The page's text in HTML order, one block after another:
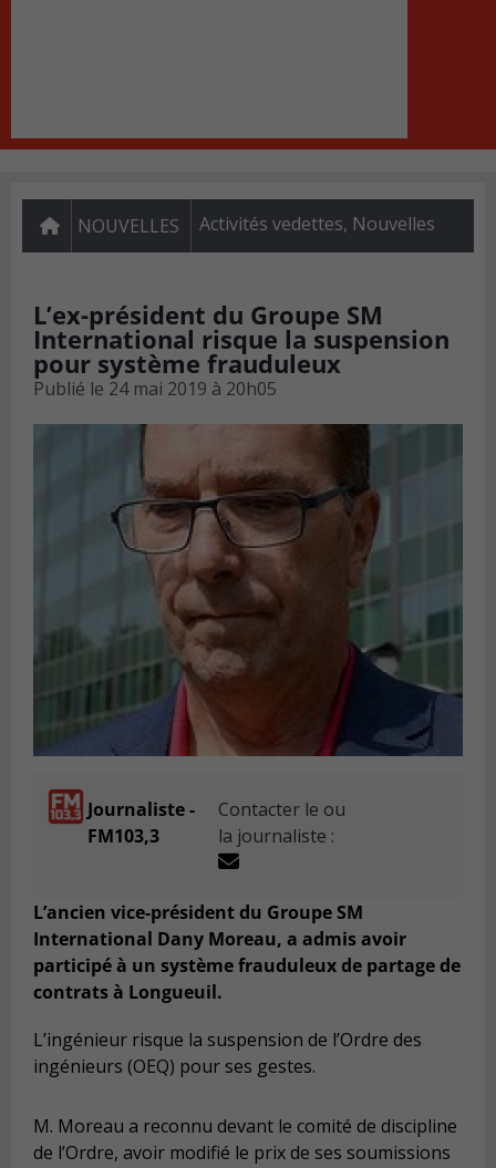
NOUVELLES Activités vedettes, Nouvelles
L’ex-président du Groupe SM
International risque la suspension
pour système frauduleux
Publié le 24 mai 2019 à 20h05
Journaliste -
FM103,3
Contacter le ou
la journaliste :
L’ancien vice-président du Groupe SM
International Dany Moreau, a admis avoir
participé à un système frauduleux de partage de
contrats à Longueuil.
L’ingénieur risque la suspension de l’Ordre des
ingénieurs (OEQ) pour ses gestes.
M. Moreau a reconnu devant le comité de discipline
de l’Ordre, avoir modifié le prix de ses soumissions